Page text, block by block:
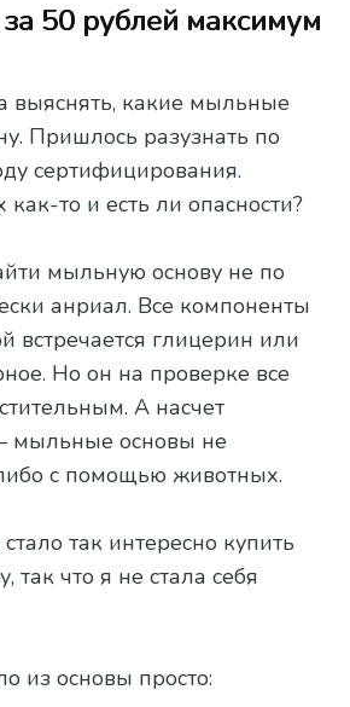
50 рублей максимум
выяснять, какие мыльные
Пришлось разузнать по
сертифицирования.
как-то и есть ли опасности?
мыльную основу не по
анриал. Все компоненты
встречается глицерин или
Но он на проверке все
А насчет
мыльные основы не
с помощью животных.
так интересно купить
так что я не стала себя
из основы просто: